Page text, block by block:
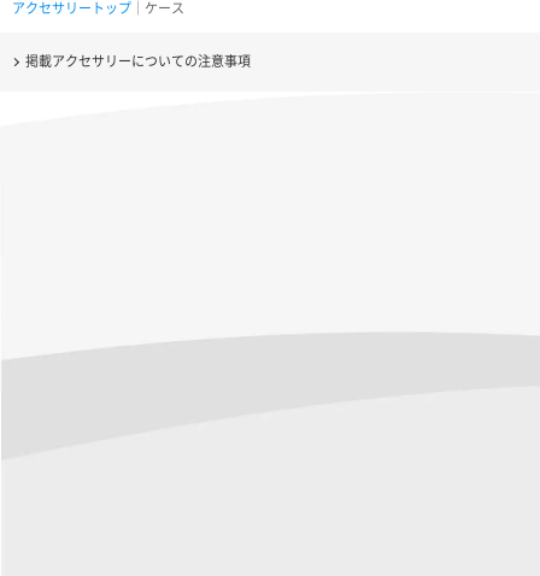
アクセサリートップ ｜ケース
掲載アクセサリーについての注意事項